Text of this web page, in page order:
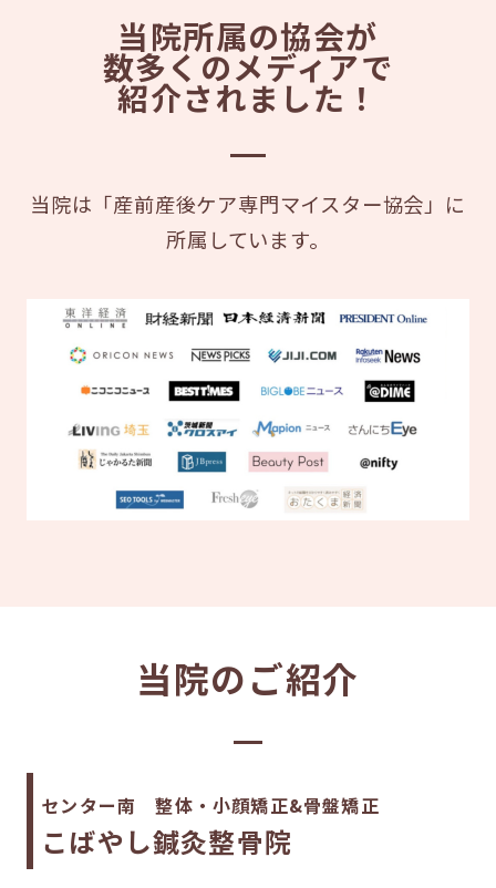
当院所属の協会が
数多くのメディアで
紹介されました！
当院は「産前産後ケア専門マイスター協会」に
所属しています。
当院のご紹介
センター南整体・小顔矯正&骨盤矯正
こばやし鍼灸整骨院